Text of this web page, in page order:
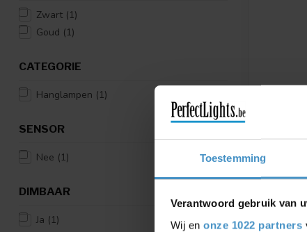
Toestemming
Verantwoord gebruik van
Wij en onze 1022 partners
Zwart (1)
Goud (1)
CATEGORIE
Hanglampen (1)
SENSOR
Nee (1)
DIMBAAR
Ja (1)
JOVA -
1XE27 -
goud/